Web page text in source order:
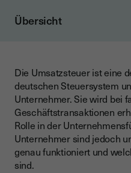
Übersicht
Unterschied zwischen
Wer ist
Unternehmer im Sinne des
Kleinunternehmerregelung
Wie funktioniert die
Die Umsatzsteuer ist eine
deutschen Steuersystem
Unternehmer. Sie wird bei
Geschäftstransaktionen
Rolle in der
Unternehmer sind jedoch
genau funktioniert und
sind.